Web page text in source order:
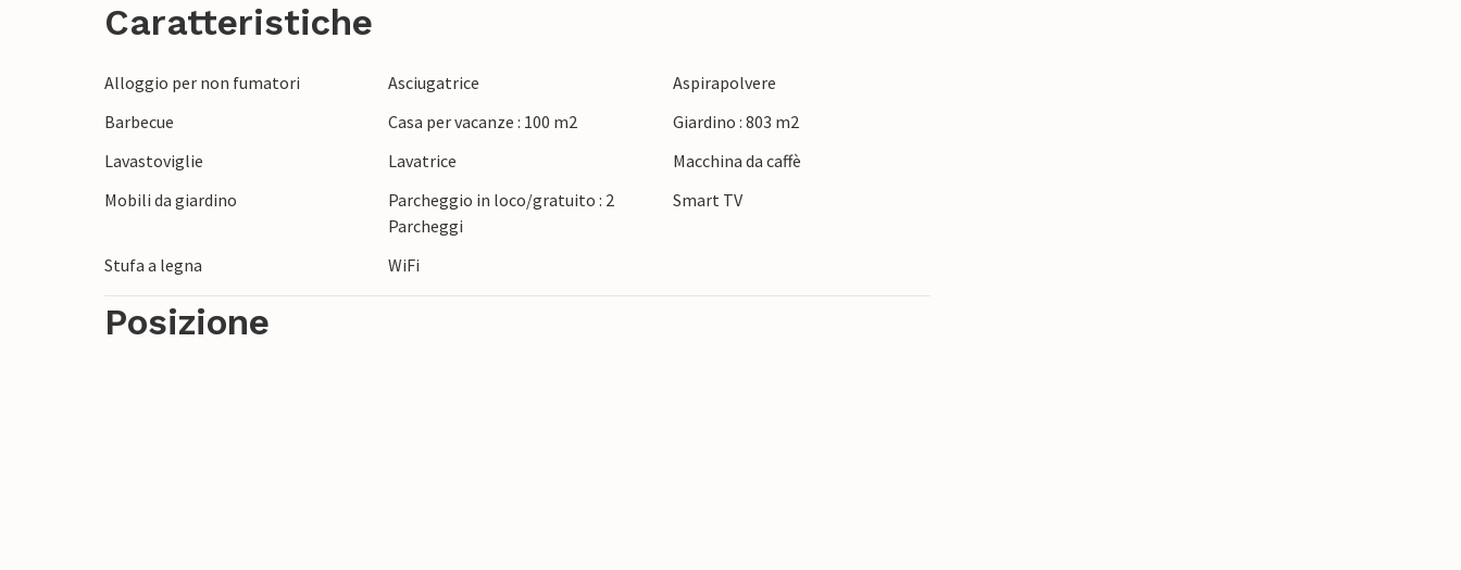
giocano nella sabbiera. Il giardino offre molto spazio per l'esercizio fisico e il relax.
Fate una breve passeggiata fino alla vicina spiaggia sabbiosa e trascorrete qualche ora di
lungo la costa. Visitate il porto di Rødbyhavn e osservate il trambusto marittimo. Fate
una gita al Knuthenborg Safari Park per vedere gli animali da vicino. Il Centro Medievale
di Nykøbing Falster offre un'emozionante visione dei tempi passati.
Caratteristiche
Alloggio per non fumatori Asciugatrice
Aspirapolvere
Barbecue
Casa per vacanze : 100 m2
Giardino : 803 m2
Lavastoviglie
Lavatrice
Macchina da caffè
Mobili da giardino
Parcheggio in loco/gratuito : 2
Parcheggi
Smart TV
Stufa a legna WiFi
Posizione